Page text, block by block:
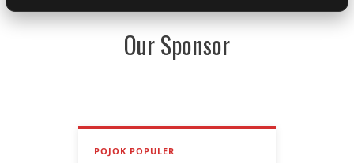
Our Sponsor
POJOK POPULER